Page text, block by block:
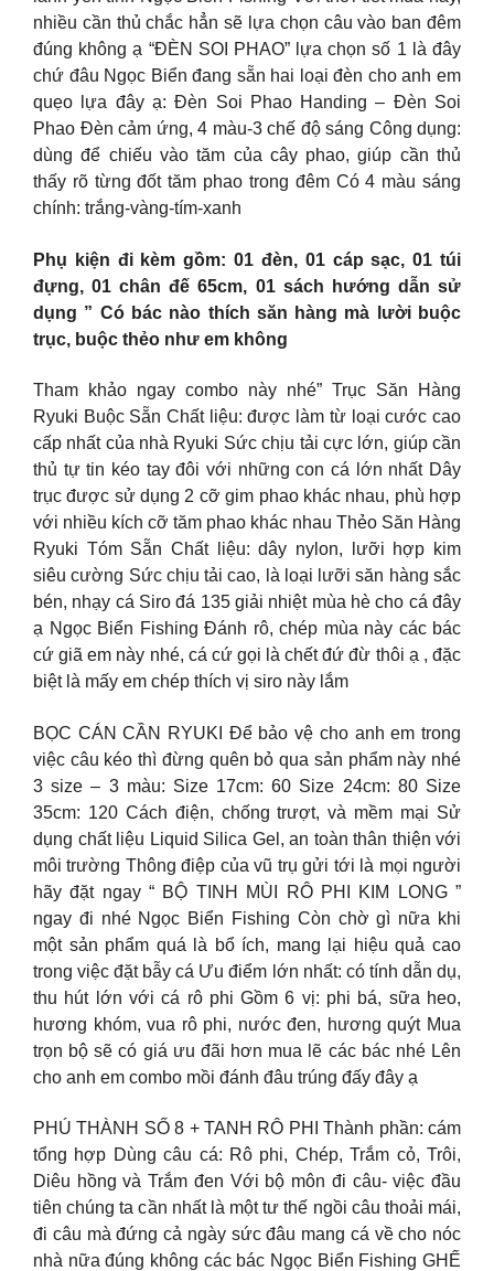
nhiều cần thủ chắc hẳn sẽ lựa chọn câu vào ban đêm
đúng không ạ “ĐÈN SOI PHAO” lựa chọn số 1 là đây
chứ đâu Ngọc Biển đang sẵn hai loại đèn cho anh em
quẹo lựa đây ạ: Đèn Soi Phao Handing – Đèn Soi
Phao Đèn cảm ứng, 4 màu-3 chế độ sáng Công dụng:
dùng để chiếu vào tăm của cây phao, giúp cần thủ
thấy rõ từng đốt tăm phao trong đêm Có 4 màu sáng
chính: trắng-vàng-tím-xanh
Phụ kiện đi kèm gồm: 01 đèn, 01 cáp sạc, 01 túi
đựng, 01 chân đế 65cm, 01 sách hướng dẫn sử
dụng ” Có bác nào thích săn hàng mà lười buộc
trục, buộc thẻo như em không
Tham khảo ngay combo này nhé” Trục Săn Hàng
Ryuki Buộc Sẵn Chất liệu: được làm từ loại cước cao
cấp nhất của nhà Ryuki Sức chịu tải cực lớn, giúp cần
thủ tự tin kéo tay đôi với những con cá lớn nhất Dây
trục được sử dụng 2 cỡ gim phao khác nhau, phù hợp
với nhiều kích cỡ tăm phao khác nhau Thẻo Săn Hàng
Ryuki Tóm Sẵn Chất liệu: dây nylon, lưỡi hợp kim
siêu cường Sức chịu tải cao, là loại lưỡi săn hàng sắc
bén, nhạy cá Siro đá 135 giải nhiệt mùa hè cho cá đây
ạ Ngọc Biển Fishing Đánh rô, chép mùa này các bác
cứ giã em này nhé, cá cứ gọi là chết đứ đừ thôi ạ , đặc
biệt là mấy em chép thích vị siro này lắm
BỌC CÁN CẦN RYUKI Để bảo vệ cho anh em trong
việc câu kéo thì đừng quên bỏ qua sản phẩm này nhé
3 size – 3 màu: Size 17cm: 60 Size 24cm: 80 Size
35cm: 120 Cách điện, chống trượt, và mềm mại Sử
dụng chất liệu Liquid Silica Gel, an toàn thân thiện với
môi trường Thông điệp của vũ trụ gửi tới là mọi người
hãy đặt ngay “ BỘ TINH MÙI RÔ PHI KIM LONG ”
ngay đi nhé Ngọc Biển Fishing Còn chờ gì nữa khi
một sản phẩm quá là bổ ích, mang lại hiệu quả cao
trong việc đặt bẫy cá Ưu điểm lớn nhất: có tính dẫn dụ,
thu hút lớn với cá rô phi Gồm 6 vị: phi bá, sữa heo,
hương khóm, vua rô phi, nước đen, hương quýt Mua
trọn bộ sẽ có giá ưu đãi hơn mua lẽ các bác nhé Lên
cho anh em combo mồi đánh đâu trúng đấy đây ạ
PHÚ THÀNH SỐ 8 + TANH RÔ PHI Thành phần: cám
tổng hợp Dùng câu cá: Rô phi, Chép, Trắm cỏ, Trôi,
Diêu hồng và Trắm đen Với bộ môn đi câu- việc đầu
tiên chúng ta cần nhất là một tư thế ngồi câu thoải mái,
đi câu mà đứng cả ngày sức đâu mang cá về cho nóc
nhà nữa đúng không các bác Ngọc Biển Fishing GHẾ